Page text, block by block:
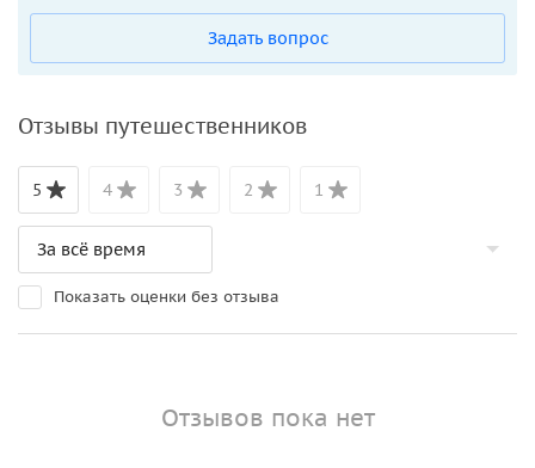
Задать вопрос
Отзывы путешественников
5 4 3 2 1
Показать оценки без отзыва
Отзывов пока нет